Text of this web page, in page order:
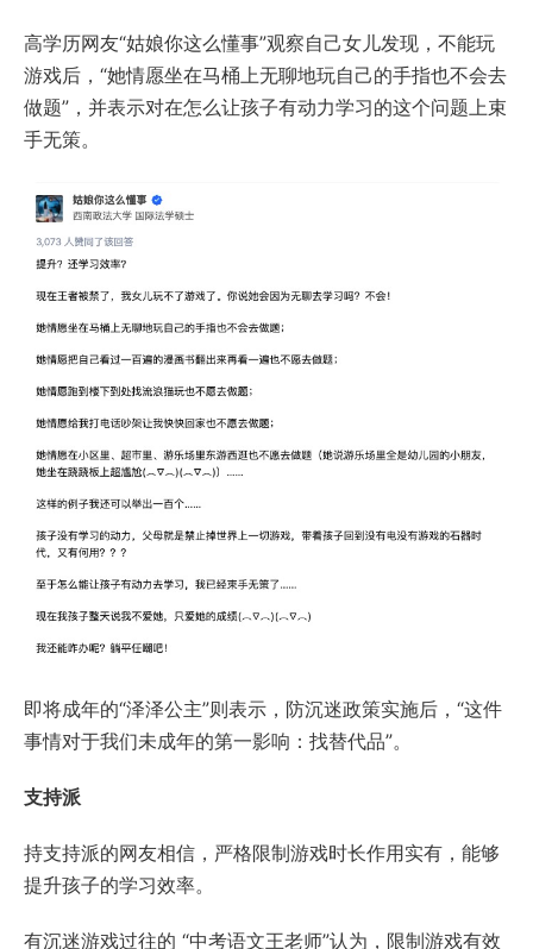
高学历网友“姑娘你这么懂事”观察自己女儿发现，不能玩
游戏后，“她情愿坐在马桶上无聊地玩自己的手指也不会去
做题”，并表示对在怎么让孩子有动力学习的这个问题上束
手无策。
即将成年的“泽泽公主”则表示，防沉迷政策实施后，“这件
事情对于我们未成年的第一影响：找替代品”。
支持派
持支持派的网友相信，严格限制游戏时长作用实有，能够
提升孩子的学习效率。
有沉迷游戏过往的 “中考语文王老师”认为，限制游戏有效